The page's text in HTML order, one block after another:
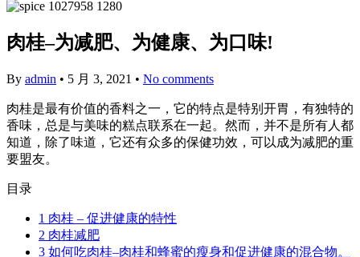
肉桂–为减肥、为健康、为口味!
By admin • 5 月 3, 2021 • No comments
肉桂是最有价值的香料之一，它的特点是特别开胃，有独特的
香味，总是与美味的糕点联系在一起。然而，并不是所有人都
知道，除了味道，它还有众多的保健功效，可以成为减肥的重
要盟友。
目录
1 肉桂 – 促进健康的特性
2 肉桂减肥
3 如何吃肉桂–肉桂和蜂蜜的瘦身和促进健康的混合物。